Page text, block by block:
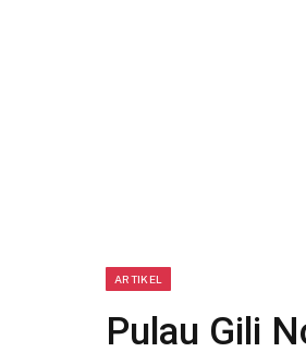
ARTIKEL
Pulau Gili